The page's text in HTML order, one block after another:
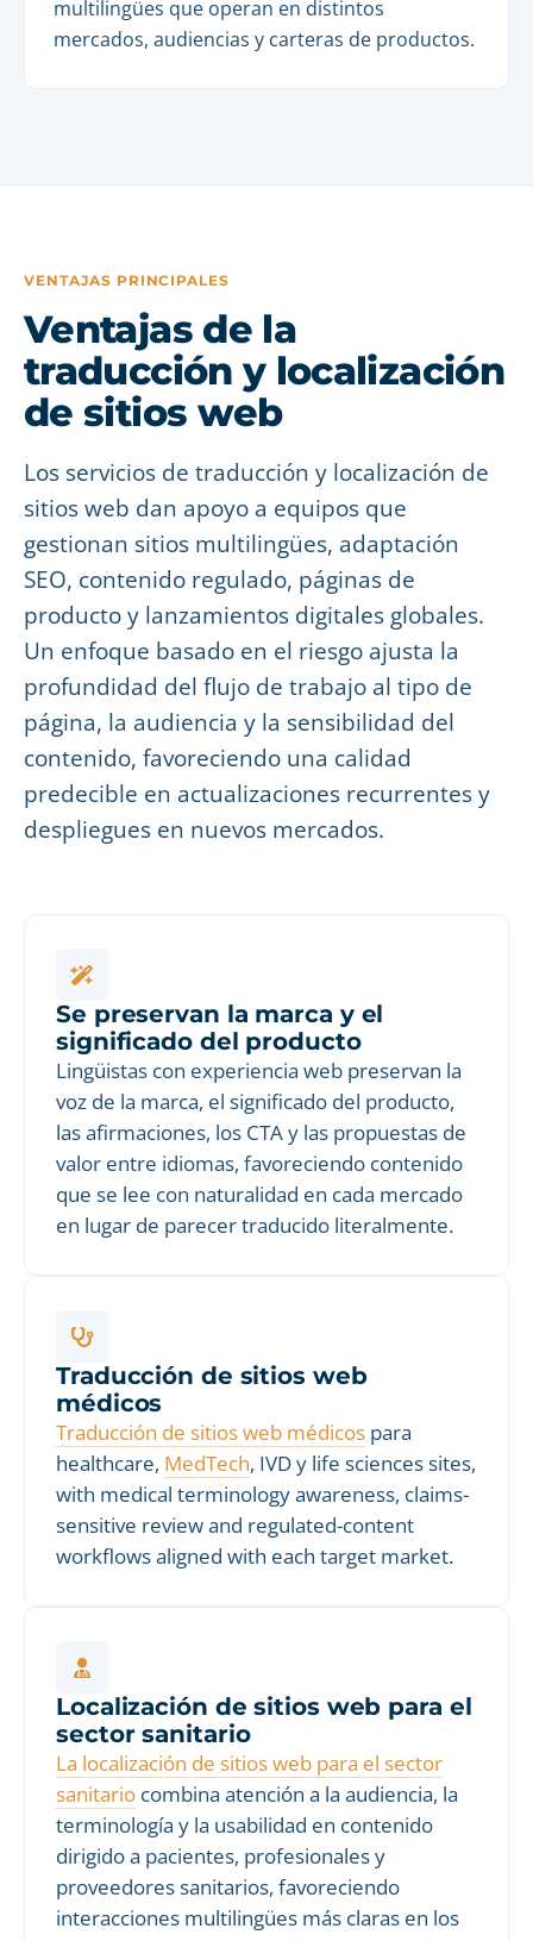
multilingües que operan en distintos
mercados, audiencias y carteras de productos.
VENTAJAS PRINCIPALES
Ventajas de la
traducción y localización
de sitios web
Los servicios de traducción y localización de
sitios web dan apoyo a equipos que
gestionan sitios multilingües, adaptación
SEO, contenido regulado, páginas de
producto y lanzamientos digitales globales.
Un enfoque basado en el riesgo ajusta la
profundidad del flujo de trabajo al tipo de
página, la audiencia y la sensibilidad del
contenido, favoreciendo una calidad
predecible en actualizaciones recurrentes y
despliegues en nuevos mercados.
Se preservan la marca y el
significado del producto
Lingüistas con experiencia web preservan la
voz de la marca, el significado del producto,
las afirmaciones, los CTA y las propuestas de
valor entre idiomas, favoreciendo contenido
que se lee con naturalidad en cada mercado
en lugar de parecer traducido literalmente.
Traducción de sitios web
médicos
Traducción de sitios web médicos para
healthcare, MedTech, IVD y life sciences sites,
with medical terminology awareness, claims-
sensitive review and regulated-content
workflows aligned with each target market.
Localización de sitios web para el
sector sanitario
La localización de sitios web para el sector
sanitario combina atención a la audiencia, la
terminología y la usabilidad en contenido
dirigido a pacientes, profesionales y
proveedores sanitarios, favoreciendo
interacciones multilingües más claras en los